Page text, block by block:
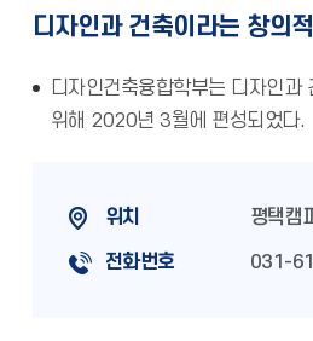
디자인과 건축이라는 창의
디자인건축융합학부는 디자인과
위해 2020년 3월에 편성되었다.
위치 평택캠
전화번호 031-